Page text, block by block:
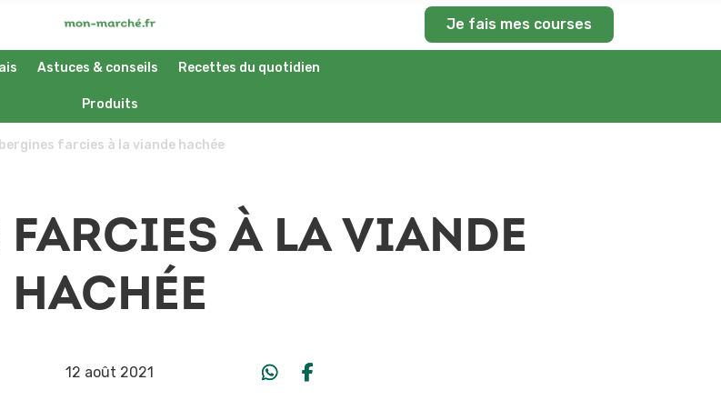
Je fais mes courses
Astuces & conseils Recettes du quotidien
Produits
farcies à la viande hachée
À LA VIANDE
HACHÉE
12 août 2021